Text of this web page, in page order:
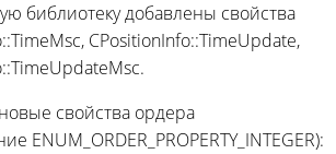
библиотеку добавлены свойства
CPositionInfo::TimeUpdate,
свойства ордера
ENUM_ORDER_PROPERTY_INTEGER):